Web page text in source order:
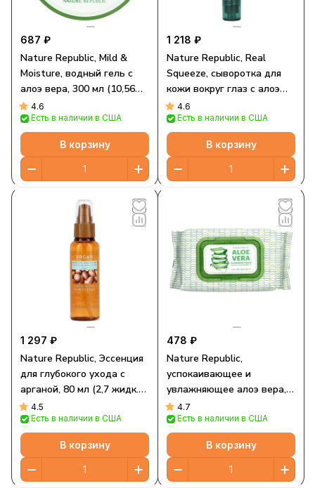
687 ₽
Nature Republic, Mild &
Moisture, водный гель с
алоэ вера, 300 мл (10,56
жидк. унции)
4.6
Есть в наличии в США
В корзину
1 218 ₽
Nature Republic, Real
Squeeze, сыворотка для
кожи вокруг глаз с алоэ
вера, 15 мл (0,5 жидк.
унции)
4.6
Есть в наличии в США
В корзину
1 297 ₽
Nature Republic, Эссенция
для глубокого ухода с
арганой, 80 мл (2,7 жидк.
Унции)
4.5
Есть в наличии в США
В корзину
478 ₽
Nature Republic,
успокаивающее и
увлажняющее алоэ вера,
очищающая салфетка, 80
шт.
4.7
Есть в наличии в США
В корзину